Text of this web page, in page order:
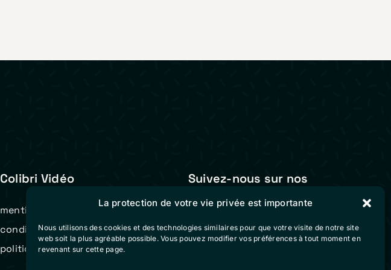
La protection de votre vie privée est importante
Nous utilisons des cookies et des technologies similaires pour que votre visite de notre site
web soit la plus agréable possible. Vous pouvez modifier vos préférences à tout moment en
revenant sur cette page.
Colibri Vidéo
mentions légales
conditions générales de vente
politique de cookies (eu)
Suivez-nous sur nos
réseaux sociaux